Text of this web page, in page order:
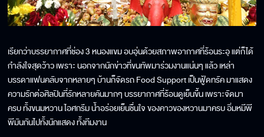
เรียกว่าบรรยากาศที่ช่อง 3 หนองแขม อบอุ่นด้วยสภาพอากาศที่ร้อนระอุ แต่ก็ได้
กำลังใจสุดว้าว เพราะ นอกจากนักข่าวที่ขนทัพมาร่วมงานแน่นๆ แล้ว เหล่า
บรรดาแฟนคลับจากหลายๆ บ้านก็จัดรถ Food Support เป็นฟู้ดทรัค มาแสดง
ความรักต่อศิลปินที่รักหลายคันมากๆ บรรยากาศที่ร้อนดูเย็นขึ้น เพราะจัดมา
ครบ ทั้งขนมหวาน ไอศกรีม น้ำอร่อยเย็นชื่นใจ ของคาวของหวานมาครบ อิ่มหมีพี
พีมันกันไปทั้งนักแสดง ทั้งทีมงาน